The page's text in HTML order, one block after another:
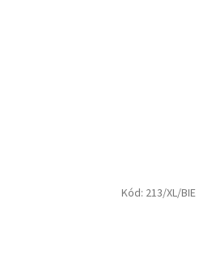
Kód: 213/XL/BIE